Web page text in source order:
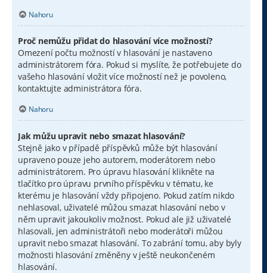
Nahoru
Proč nemůžu přidat do hlasování více možností?
Omezení počtu možností v hlasování je nastaveno
administrátorem fóra. Pokud si myslíte, že potřebujete do
vašeho hlasování vložit více možností než je povoleno,
kontaktujte administrátora fóra.
Nahoru
Jak můžu upravit nebo smazat hlasování?
Stejně jako v případě příspěvků může být hlasování
upraveno pouze jeho autorem, moderátorem nebo
administrátorem. Pro úpravu hlasování klikněte na
tlačítko pro úpravu prvního příspěvku v tématu, ke
kterému je hlasování vždy připojeno. Pokud zatím nikdo
nehlasoval, uživatelé můžou smazat hlasování nebo v
něm upravit jakoukoliv možnost. Pokud ale již uživatelé
hlasovali, jen administrátoři nebo moderátoři můžou
upravit nebo smazat hlasování. To zabrání tomu, aby byly
možnosti hlasování změněny v ještě neukončeném
hlasování.